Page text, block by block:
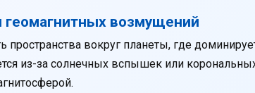
геомагнитных возмущений
пространства вокруг планеты, где
из-за солнечных вспышек или